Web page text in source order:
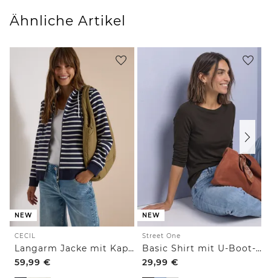
Ähnliche Artikel
NEW
CECIL
Langarm Jacke mit Kapuze und Struktur
59,99 €
NEW
Street One
Basic Shirt mit U-Boot-Ausschnitt
29,99 €